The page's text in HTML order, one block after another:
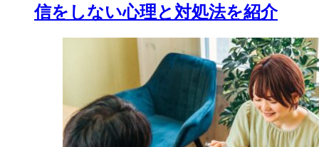
信をしない心理と対処法を紹介